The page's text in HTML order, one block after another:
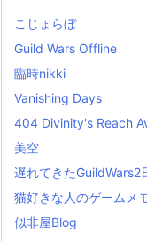
こじょらぼ
Guild Wars Offline
臨時nikki
Vanishing Days
404 Divinity's Reach
美空
遅れてきたGuildWars2
猫好きな人のゲームメ
似非屋Blog